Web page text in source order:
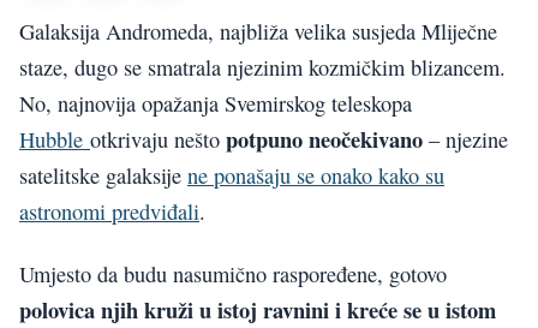
Galaksija Andromeda, najbliža velika susjeda Mliječne
staze, dugo se smatrala njezinim kozmičkim blizancem.
No, najnovija opažanja Svemirskog teleskopa
Hubble otkrivaju nešto potpuno neočekivano – njezine
satelitske galaksije ne ponašaju se onako kako su
astronomi predviđali.
Umjesto da budu nasumično raspoređene, gotovo
polovica njih kruži u istoj ravnini i kreće se u istom